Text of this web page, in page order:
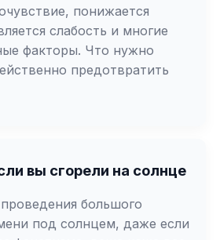
понижается
слабость и многие
факторы. Что нужно
предотвратить
вы сгорели на солнце
большого
под солнцем, даже если